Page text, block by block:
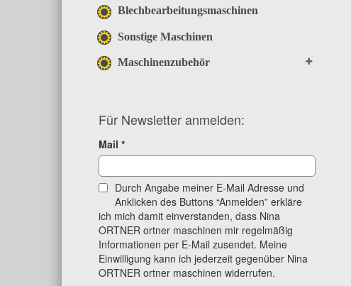
Blechbearbeitungsmaschinen
Sonstige Maschinen
Maschinenzubehör
Für Newsletter anmelden:
Mail *
Durch Angabe meiner E-Mail Adresse und
Anklicken des Buttons “Anmelden” erkläre
ich mich damit einverstanden, dass Nina
ORTNER ortner maschinen mir regelmäßig
Informationen per E-Mail zusendet. Meine
Einwilligung kann ich jederzeit gegenüber Nina
ORTNER ortner maschinen widerrufen.